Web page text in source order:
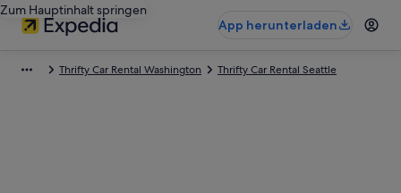
Zum Hauptinhalt springen
App herunterladen
Thrifty Car Rental Washington Thrifty Car Rental Seattle